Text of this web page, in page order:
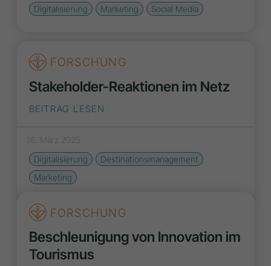
Digitalisierung
Marketing Social Media
FORSCHUNG
Stakeholder-Reaktionen im Netz
BEITRAG LESEN
26. März 2025
Digitalisierung
Destinationsmanagement
Marketing
FORSCHUNG
Beschleunigung von Innovation im
Tourismus